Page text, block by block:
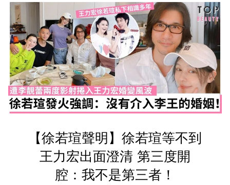
【徐若瑄聲明】徐若瑄等不到
王力宏出面澄清 第三度開
腔：我不是第三者！